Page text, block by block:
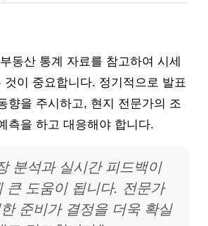
동산 통계 자료를 참고하여 시세
것이 중요합니다. 정기적으로 발표
향을 주시하고, 현지 전문가의 조
측을 하고 대응해야 합니다.
분석과 실시간 피드백이
큰 도움이 됩니다. 전문가
한 준비가 결정을 더욱 확실